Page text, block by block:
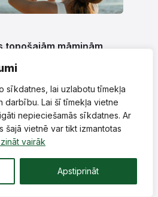
sīkdatnes, lai uzlabotu tīmekļa
darbību. Lai šī tīmekļa vietne
nepieciešamās sīkdatnes. Ar
šajā vietnē var tikt izmantotas
vairāk
Apstiprināt
topošajām māmiņām
„Vecmāšu–ģimeņu